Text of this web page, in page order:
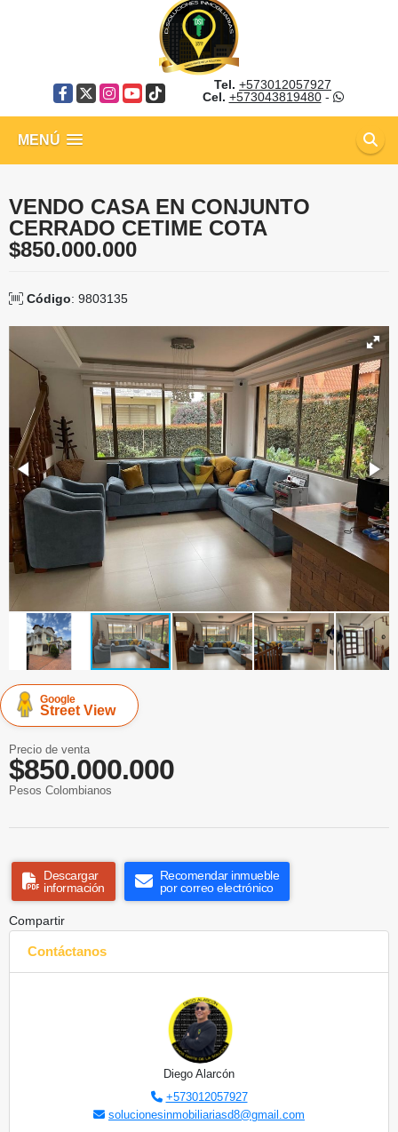
Facebook
X Instagram
YouTube
TikTok
Tel. +573012057927
Cel. +573043819480-
MENÚ
VENDO CASA EN CONJUNTO
CERRADO CETIME COTA
$850.000.000
Código: 9803135
Google
Street View
Precio de venta
$850.000.000
Pesos Colombianos
Descargar
información
Recomendar inmueble
por correo electrónico
Compartir
Contáctanos
Diego Alarcón
+573012057927
solucionesinmobiliariasd8@gmail.com